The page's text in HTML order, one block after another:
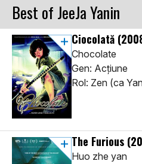
Best of JeeJa Yanin
Ciocolată
Chocolate
Gen: Acţiune
Rol: Zen (ca
The Furious
Huo zhe yan